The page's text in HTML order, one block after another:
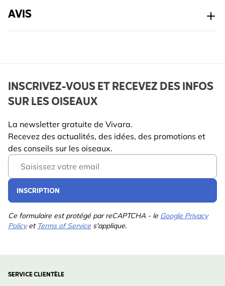
AVIS
INSCRIVEZ-VOUS ET RECEVEZ DES INFOS
SUR LES OISEAUX
La newsletter gratuite de Vivara.
Recevez des actualités, des idées, des promotions et
des conseils sur les oiseaux.
Email Address
INSCRIPTION
Ce formulaire est protégé par reCAPTCHA - le Google Privacy
Policyet Terms of Service s'applique.
SERVICE CLIENTÈLE